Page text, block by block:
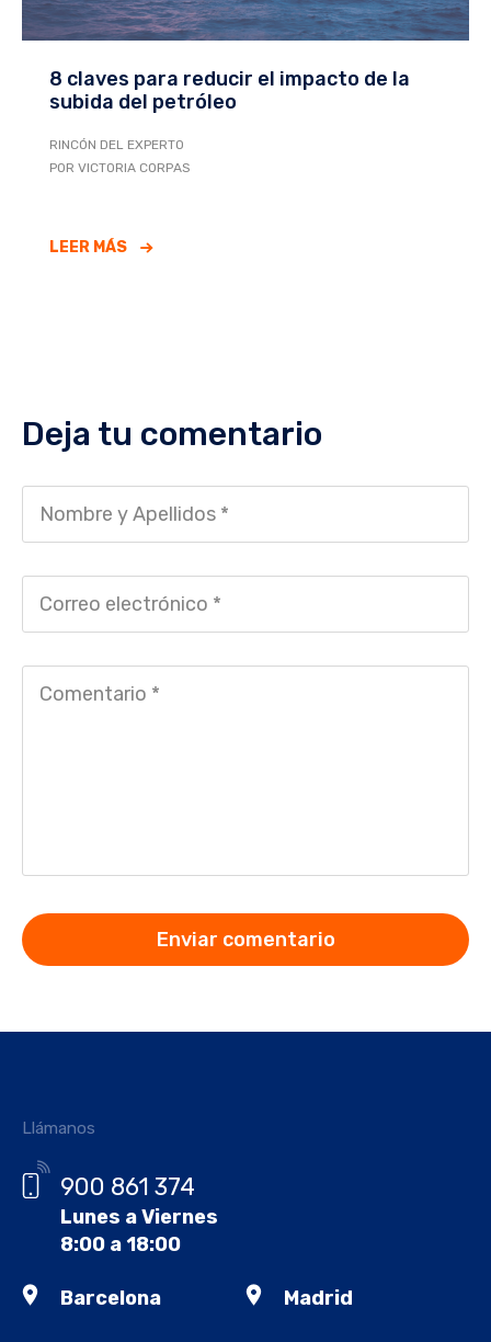
8 claves para reducir el impacto de la
subida del petróleo
RINCÓN DEL EXPERTO
POR VICTORIA CORPAS
LEER MÁS
Deja tu comentario
Llámanos
900 861 374
Lunes a Viernes
8:00 a 18:00
Barcelona Madrid